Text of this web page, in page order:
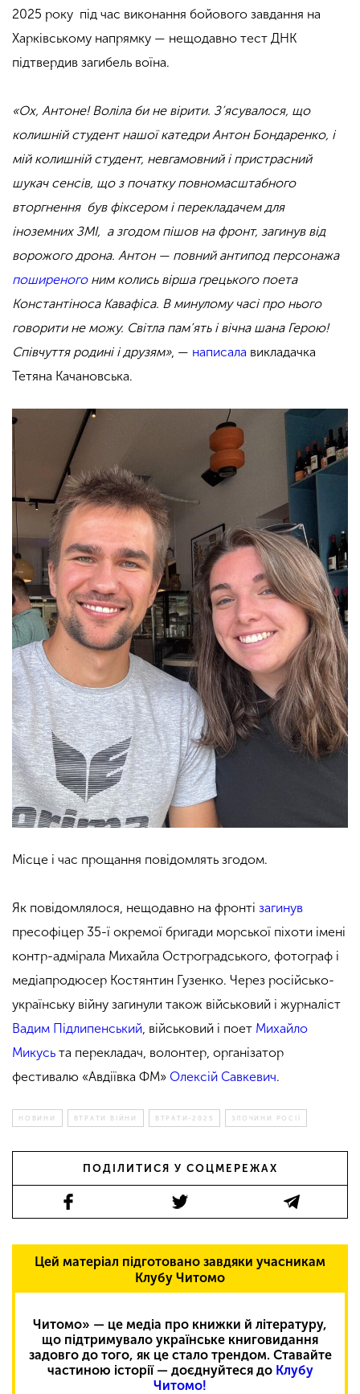
2025 року під час виконання бойового завдання на
Харківському напрямку — нещодавно тест ДНК
підтвердив загибель воїна.
«Ох, Антоне! Воліла би не вірити. З’ясувалося, що
колишній студент нашої катедри Антон Бондаренко, і
мій колишній студент, невгамовний і пристрасний
шукач сенсів, що з початку повномасштабного
вторгнення був фіксером і перекладачем для
іноземних ЗМІ, а згодом пішов на фронт, загинув від
ворожого дрона. Антон — повний антипод персонажа
поширеногоним колись вірша грецького поета
Константіноса Кавафіса. В минулому часі про нього
говорити не можу. Світла пам’ять і вічна шана Герою!
Співчуття родині і друзям», — написала викладачка
Тетяна Качановська.
Місце і час прощання повідомлять згодом.
Як повідомлялося, нещодавно на фронті загинув
пресофіцер 35-ї окремої бригади морської піхоти імені
контр-адмірала Михайла Остроградського, фотограф і
медіапродюсер Костянтин Гузенко. Через російсько-
українську війну загинули також військовий і журналіст
Вадим Підлипенський , військовий і поет Михайло
Микусь та перекладач, волонтер, організатор
фестивалю «Авдіївка ФМ» Олексій Савкевич.
НОВИНИ ВТРАТИ ВІЙНИ ВТРАТИ-2025 ЗЛОЧИНИ РОСІЇ
ПОДІЛИТИСЯ У СОЦМЕРЕЖАХ
Цей матеріал підготовано завдяки учасникам
Клубу Читомо
Читомо» — це медіа про книжки й літературу,
що підтримувало українське книговидання
задовго до того, як це стало трендом. Ставайте
частиною історії — доєднуйтеся до Клубу
Читомо!